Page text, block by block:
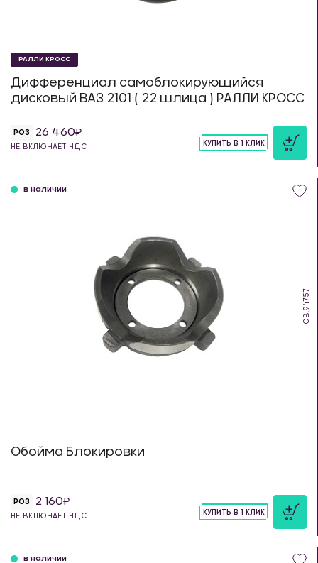
РАЛЛИ КРОСС
Дифференциал самоблокирующийся
дисковый ВАЗ 2101 ( 22 шлица ) РАЛЛИ КРОСС
РОЗ 26 460
НЕ ВКЛЮЧАЕТ НДС
КУПИТЬ В 1 КЛИК
OB.94757
в наличии
Обойма Блокировки
РОЗ 2 160
НЕ ВКЛЮЧАЕТ НДС
КУПИТЬ В 1 КЛИК
в наличии